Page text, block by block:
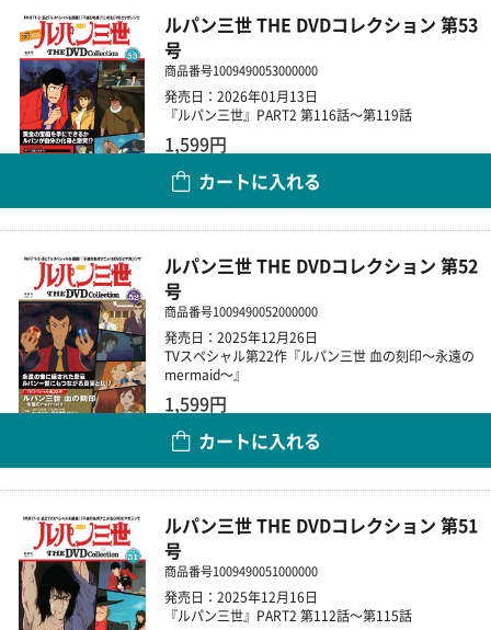
ルパン三世 THE DVDコレクション 第53
号
商品番号1009490053000000
発売日：2026年01月13日
『ルパン三世』PART2 第116話～第119話
1,599円
カートに入れる
ルパン三世 THE DVDコレクション 第52
号
商品番号1009490052000000
発売日：2025年12月26日
TVスペシャル第22作『ルパン三世 血の刻印～永遠の
mermaid～』
1,599円
カートに入れる
ルパン三世 THE DVDコレクション 第51
号
商品番号1009490051000000
発売日：2025年12月16日
『ルパン三世』PART2 第112話～第115話